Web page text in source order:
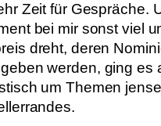
Zeit für Gespräche.
bei mir sonst viel
dreht, deren
werden, ging es
um Themen